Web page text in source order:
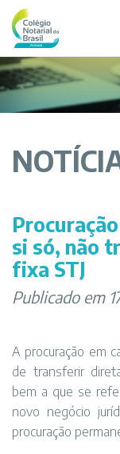
si só, não
fixa STJ
Publicado em
A procuração em
de transferir
bem a que se
novo negócio
procuração